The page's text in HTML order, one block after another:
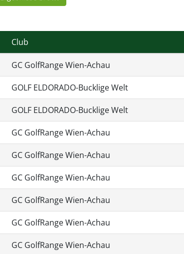
Club
GC GolfRange Wien-Achau
GOLF ELDORADO-Bucklige Welt
GOLF ELDORADO-Bucklige Welt
GC GolfRange Wien-Achau
GC GolfRange Wien-Achau
GC GolfRange Wien-Achau
GC GolfRange Wien-Achau
GC GolfRange Wien-Achau
GC GolfRange Wien-Achau